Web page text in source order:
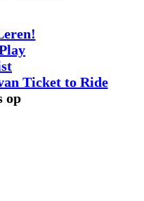
Ticket to Ride
op